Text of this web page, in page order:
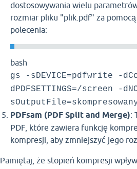
dostosowywania wielu
rozmiar pliku "plik.pdf" za
polecenia:
bash
gs -sDEVICE=pdfwrite -
dPDFSETTINGS=/screen -
PDFsam (PDF Split and Merge):
PDF, które zawiera funkcję
kompresji, aby zmniejszyć jego
Pamiętaj, że stopień kompresji